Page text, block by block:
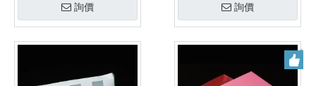
詢價 詢價